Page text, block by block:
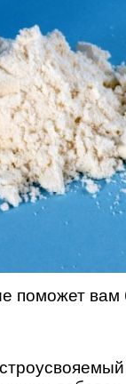
поможет вам